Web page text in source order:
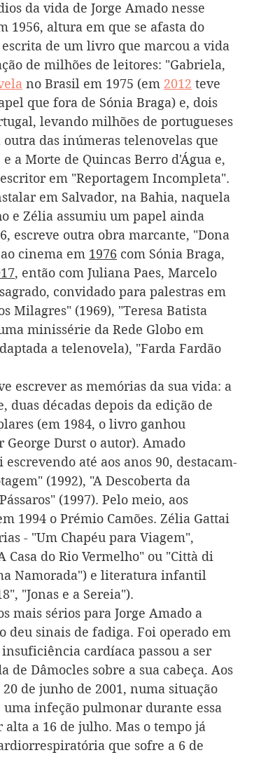
da vida de Jorge Amado nesse
1956, altura em que se afasta do
de um livro que marcou a vida
de milhões de leitores: "Gabriela,
no Brasil em 1975 (em 2012 teve
que fora de Sónia Braga) e, dois
levando milhões de portugueses
das inúmeras telenovelas que
a Morte de Quincas Berro d'Água e,
em "Reportagem Incompleta".
em Salvador, na Bahia, naquela
e Zélia assumiu um papel ainda
escreve outra obra marcante, "Dona
cinema em 1976 com Sónia Braga,
, então com Juliana Paes, Marcelo
convidado para palestras em
Milagres" (1969), "Teresa Batista
minissérie da Rede Globo em
a telenovela), "Farda Fardão
escrever as memórias da sua vida: a
duas décadas depois da edição de
(em 1984, o livro ganhou
George Durst o autor). Amado
até aos anos 90, destacam-
(1992), "A Descoberta da
(1997). Pelo meio, aos
1994 o Prémio Camões. Zélia Gattai
- "Um Chapéu para Viagem",
Casa do Rio Vermelho" ou "Città di
Namorada") e literatura infantil
"Jonas e a Sereia").
mais sérios para Jorge Amado a
deu sinais de fadiga. Foi operado em
cardíaca passou a ser
de Dâmocles sobre a sua cabeça. Aos
de junho de 2001, numa situação
infeção pulmonar durante essa
a 16 de julho. Mas o tempo já
que sofre a 6 de